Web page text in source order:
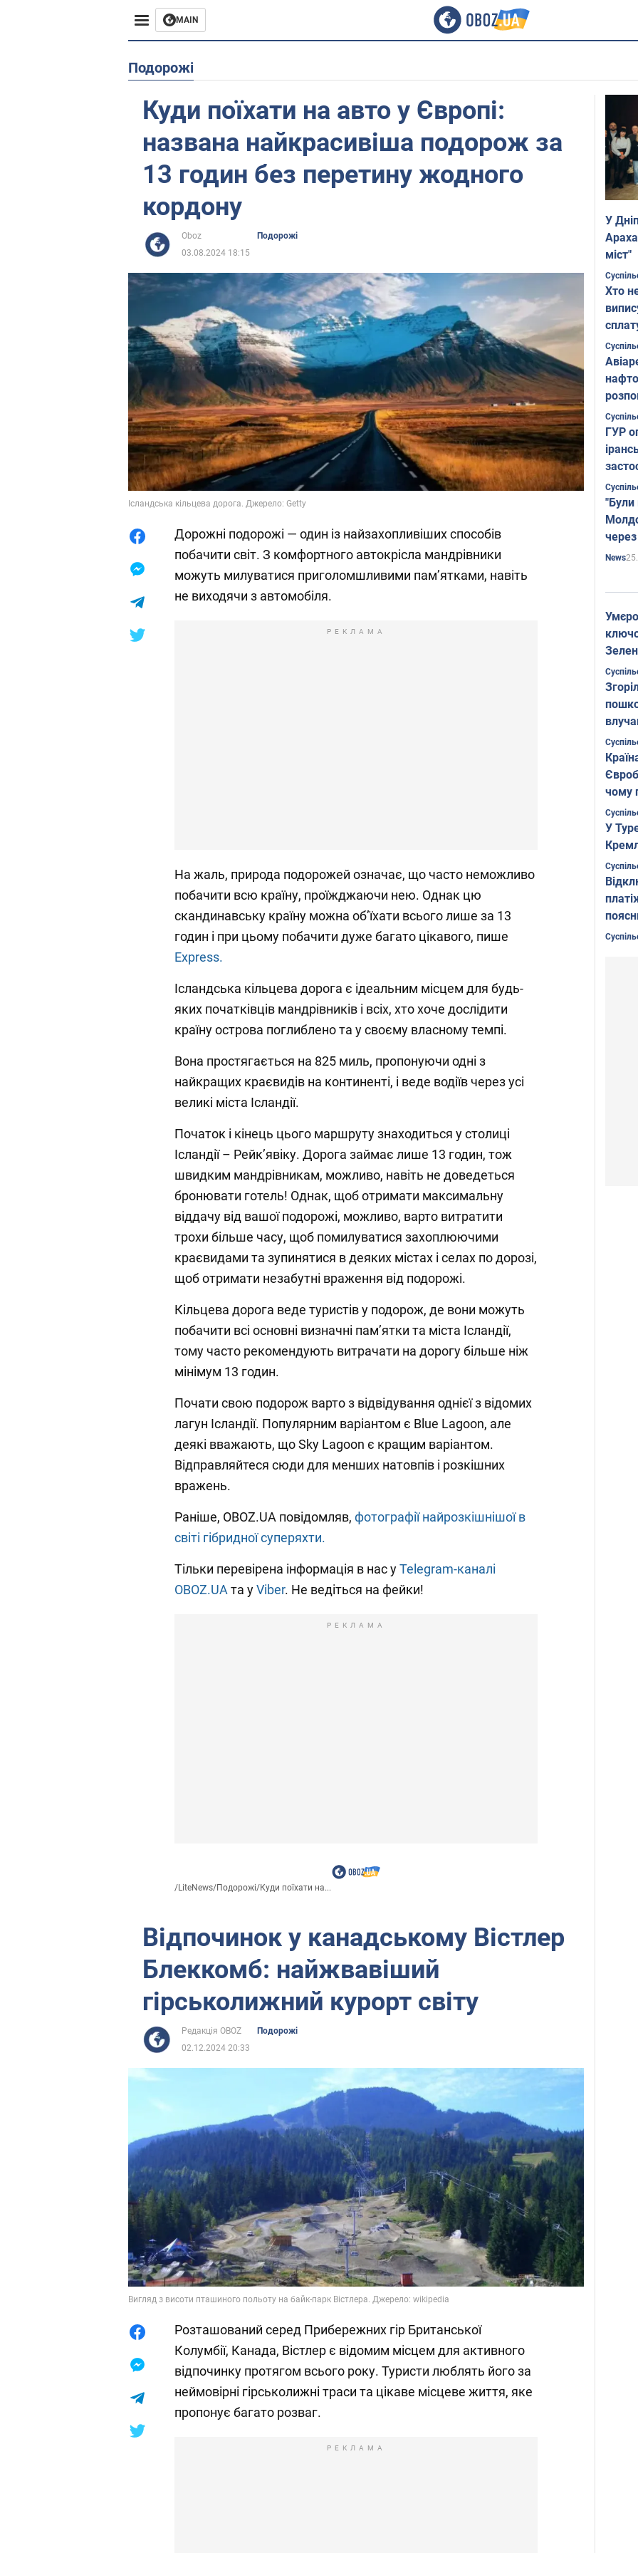
MAIN
Африка
Життя
Лайфхаки
Подорожі
Куди поїхати на авто у Європі:
названа найкрасивіша подорож за
13 годин без перетину жодного
кордону
Oboz
Подорожі
03.08.2024 18:15
Ісландська кільцева дорога. Джерело: Getty
Дорожні подорожі — один із найзахопливіших способів
побачити світ. З комфортного автокрісла мандрівники
можуть милуватися приголомшливими пам’ятками, навіть
не виходячи з автомобіля.
РЕКЛАМА
На жаль, природа подорожей означає, що часто неможливо
побачити всю країну, проїжджаючи нею. Однак цю
скандинавську країну можна об’їхати всього лише за 13
годин і при цьому побачити дуже багато цікавого, пише
Еxpress.
Ісландська кільцева дорога є ідеальним місцем для будь-
яких початківців мандрівників і всіх, хто хоче дослідити
країну острова поглиблено та у своєму власному темпі.
Вона простягається на 825 миль, пропонуючи одні з
найкращих краєвидів на континенті, і веде водіїв через усі
великі міста Ісландії.
Початок і кінець цього маршруту знаходиться у столиці
Ісландії – Рейк’явіку. Дорога займає лише 13 годин, тож
швидким мандрівникам, можливо, навіть не доведеться
бронювати готель! Однак, щоб отримати максимальну
віддачу від вашої подорожі, можливо, варто витратити
трохи більше часу, щоб помилуватися захоплюючими
краєвидами та зупинятися в деяких містах і селах по дорозі,
щоб отримати незабутні враження від подорожі.
Кільцева дорога веде туристів у подорож, де вони можуть
побачити всі основні визначні пам’ятки та міста Ісландії,
тому часто рекомендують витрачати на дорогу більше ніж
мінімум 13 годин.
Почати свою подорож варто з відвідування однієї з відомих
лагун Ісландії. Популярним варіантом є Blue Lagoon, але
деякі вважають, що Sky Lagoon є кращим варіантом.
Відправляйтеся сюди для менших натовпів і розкішних
вражень.
Раніше, OBOZ.UA повідомляв, фотографії найрозкішнішої в
світі гібридної суперяхти.
Тільки перевірена інформація в нас уTelegram-каналі
OBOZ.UAта уViber. Не ведіться на фейки!
РЕКЛАМА
/LiteNews/Подорожі/Куди поїхати на...
Відпочинок у канадському Вістлер
Блеккомб: найжвавіший
гірськолижний курорт світу
Редакція OBOZ
Подорожі
02.12.2024 20:33
Вигляд з висоти пташиного польоту на байк-парк Вістлера. Джерело: wikipedia
Розташований серед Прибережних гір Британської
Колумбії, Канада, Вістлер є відомим місцем для активного
відпочинку протягом всього року. Туристи люблять його за
неймовірні гірськолижні траси та цікаве місцеве життя, яке
пропонує багато розваг.
РЕКЛАМА
У
міст"
Хто
ГУР
"Були
News
Фото
чому
У